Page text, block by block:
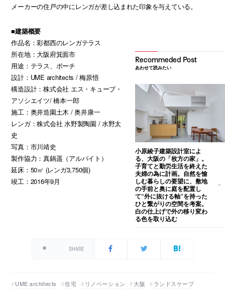
メーカーの住戸の中にレンガが差し込まれた印象を与えている。
■建築概要
作品名：彩都西のレンガテラス
所在地：大阪府箕面市
用途：テラス、ポーチ
設計：UME architects / 梅原悟
構造設計：株式会社 エス・キューブ・
アソシエイツ/ 橋本一郎
施工：奥井造園土木 / 奥井康一
レンガ：株式会社 水野製陶園 / 水野太
史
写真：市川靖史
製作協力：真鍋遥（アルバイト）
延床：50㎡ (レンガ3,750個)
竣工：2016年9月
あわせて読みたい
小原綾子建築設計室によ
る、大阪の「枚方の家」。
子育てと勤労生活を終えた
夫婦の為に計画。自然を愉
しむ暮らしの要望に、敷地
の手前と奥に庭を配置し
て“外に抜ける軸”を持った
ひと繋がりの空間を考案。
白の仕上げで外の移り変わ
る色を取り込む
SHARE
UME architects 住宅 リノベーション 大阪 ランドスケープ